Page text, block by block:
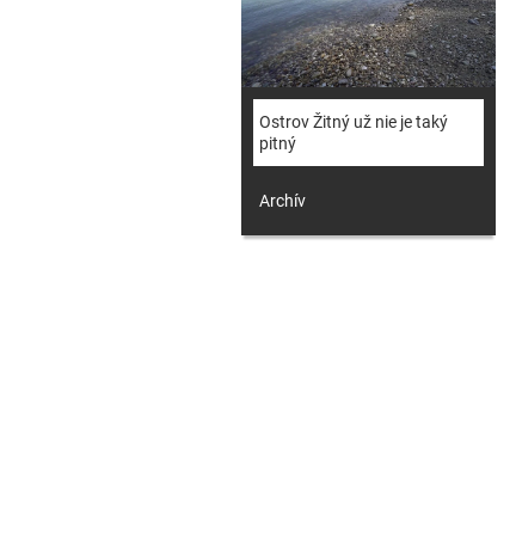
Ostrov Žitný už nie je taký
pitný
Archív